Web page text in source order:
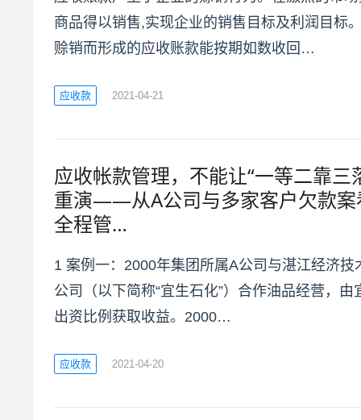
商品得以销售,实现企业的销售目标及利润目标
赊销而形成的应收账款能按期如数收回…
应收款 2021-04-21
应收帐款管理，不能让“一等二靠三
重演——从A公司与多家客户欠款案
全程管…
1 案例一：2000年集团所属A公司与湛江经济技
公司（以下简称“宜生石化”）合作油品经营，
出资比例获取收益。2000…
应收款 2021-04-20